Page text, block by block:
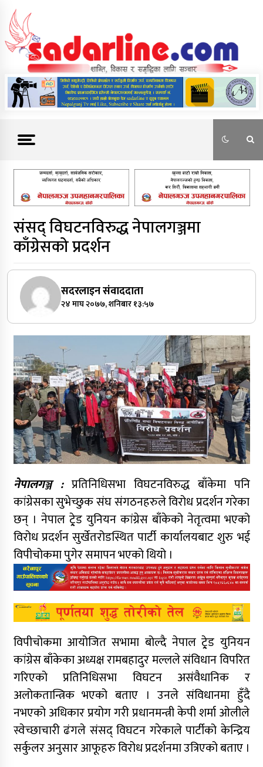
content
News For Nepal
संसद् विघटनविरुद्ध नेपालगञ्जमा
काँग्रेसको प्रदर्शन
सदरलाइन संवाददाता
२४ माघ २०७७, शनिबार १३:५७
नेपालगञ्ज :प्रतिनिधिसभा विघटनविरुद्ध बाँकेमा पनि
कांग्रेसका सुभेच्छुक संघ संगठनहरुले विरोध प्रदर्शन गरेका
छन् । नेपाल ट्रे्ड युनियन कांग्रेस बाँकेको नेतृत्वमा भएको
विरोध प्रदर्शन सुर्खेतरोडस्थित पार्टी कार्यालयबाट शुरु भई
विपीचोकमा पुगेर समापन भएको थियो ।
विपीचोकमा आयोजित सभामा बोल्दै नेपाल ट्रे्ड युनियन
कांग्रेस बाँकेका अध्यक्ष रामबहादुर मल्लले संविधान विपरित
गरिएको प्रतिनिधिसभा विघटन असंवैधानिक र
अलोकतान्त्रिक भएको बताए । उनले संविधानमा हुँदै
नभएको अधिकार प्रयोग गरी प्रधानमन्त्री केपी शर्मा ओलीले
स्वेच्छाचारी ढंगले संसद् विघटन गरेकाले पार्टीको केन्द्रिय
सर्कुलर अनुसार आफूहरु विरोध प्रदर्शनमा उत्रिएको बताए ।